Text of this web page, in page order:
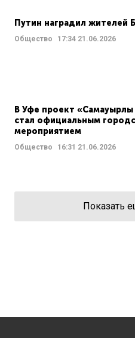
Путин наградил жителей
Общество 17:34 21.06.2026
В Уфе проект
стал официальным
мероприятием
Общество 16:31 21.06.2026
Показать